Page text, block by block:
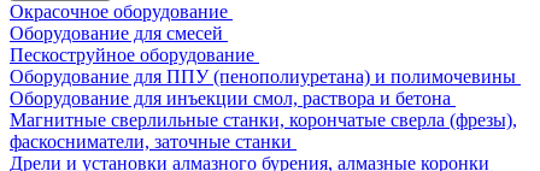
Окрасочное оборудование
Оборудование для смесей
Пескоструйное оборудование
Оборудование для ППУ (пенополиуретана) и полимочевины
Оборудование для инъекции смол, раствора и бетона
Магнитные сверлильные станки, корончатые сверла (фрезы),
фаскосниматели, заточные станки
Дрели и установки алмазного бурения, алмазные коронки